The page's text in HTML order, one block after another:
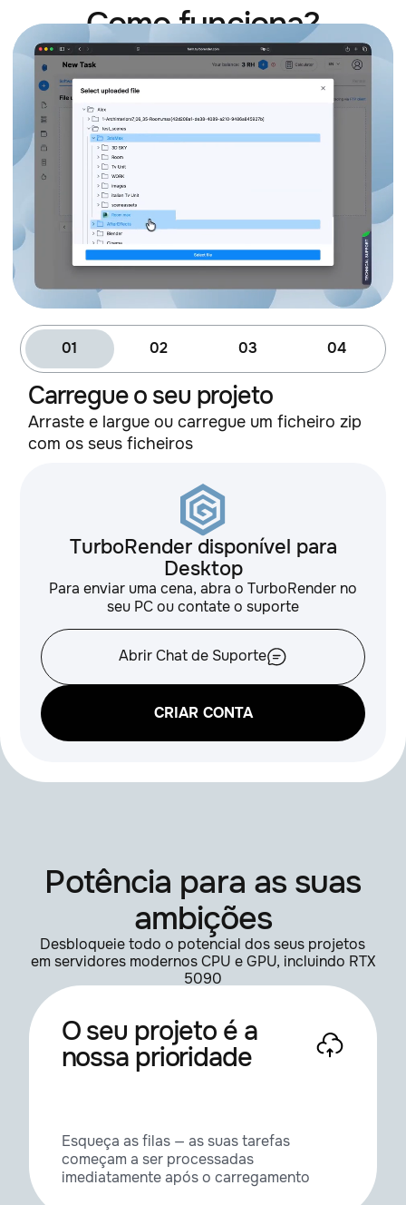
Como funciona?
01 02 03 04
Carregue o seu projeto
Arraste e largue ou carregue um ficheiro zip
com os seus ficheiros
TurboRender disponível para
Desktop
Para enviar uma cena, abra o TurboRender no
seu PC ou contate o suporte
Abrir Chat de Suporte
CRIAR CONTA
Potência para as suas
ambições
Desbloqueie todo o potencial dos seus projetos
em servidores modernos CPU e GPU, incluindo RTX
5090
O seu projeto é a
nossa prioridade
Esqueça as filas — as suas tarefas
começam a ser processadas
imediatamente após o carregamento